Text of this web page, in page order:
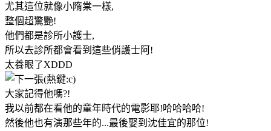
尤其這位就像小隋棠一樣,
整個超驚艷!
他們都是診所小護士,
所以去診所都會看到這些俏護士阿!
太養眼了XDDD
大家記得他嗎?!
我以前都在看他的童年時代的電影耶!哈哈哈哈!
然後他也有演那些年的...最後娶到沈佳宜的那位!